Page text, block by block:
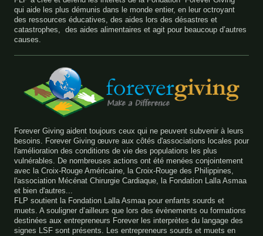
qui aide les plus démunis dans le monde entier, en leur octroyant
des ressources éducatives, des aides lors des désastres et
catastrophes, des aides alimentaires et agit pour beaucoup d’autres
causes.
Forever Giving aident toujours ceux qui ne peuvent subvenir à leurs
besoins. Forever Giving œuvre aux côtés d'associations locales pour
l'amélioration des conditions de vie des populations les plus
vulnérables. De nombreuses actions ont été menées conjointement
avec la Croix-Rouge Américaine, la Croix-Rouge des Philippines,
l'association Mécénat Chirurgie Cardiaque, la Fondation Lalla Asmaa
et bien d'autres...
FLP soutient la Fondation Lalla Asmaa pour enfants sourds et
muets. A souligner d’ailleurs que lors des évènements ou formations
destinées aux entrepreneurs Forever les interprètes du langage des
signes LSF sont présents. Les entrepreneurs sourds et muets en